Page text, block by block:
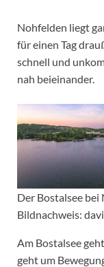
Nohfelden liegt
für einen Tag
schnell und
nah beieinander.
Der Bostalsee bei
Bildnachweis:
Am Bostalsee
geht um